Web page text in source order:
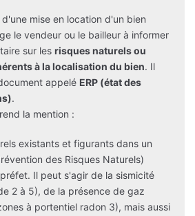
mise en location d'un bien
le vendeur ou le bailleur à informer
sur les risques naturels ou
à la localisation du bien. Il
appelé ERP (état des
.
la mention :
existants et figurants dans un
des Risques Naturels)
Il peut s'agir de la sismicité
2 à 5), de la présence de gaz
à portentiel radon 3), mais aussi